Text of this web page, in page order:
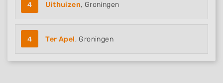
4 Uithuizen, Groningen
4 Ter Apel, Groningen